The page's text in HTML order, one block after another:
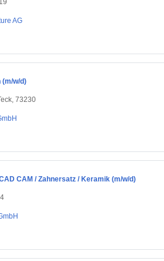
AG
(m/w/d)
73230
CAM / Zahnersatz / Keramik (m/w/d)